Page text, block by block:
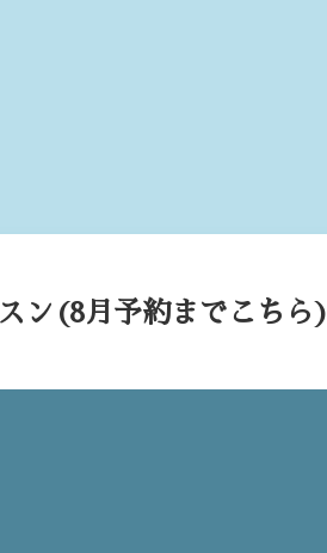
ン(8月予約までこちら)